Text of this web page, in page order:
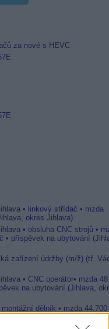
za nové s HEVC
• linkový střídač • mzda
okres Jihlava)
• obsluha CNC strojů •
• příspěvek na ubytování
zařízení údržby (m/ž) (tř.
• CNC operátor• mzda
na ubytování (Jihlava,
dělník • mzda 44.700
okres Jihlava)